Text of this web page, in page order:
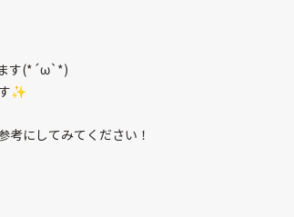
す(*´ω`*)
✨️
考にしてみてください！